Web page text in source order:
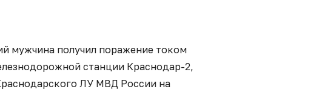
мужчина получил поражение током
станции Краснодар-2,
ЛУ МВД России на